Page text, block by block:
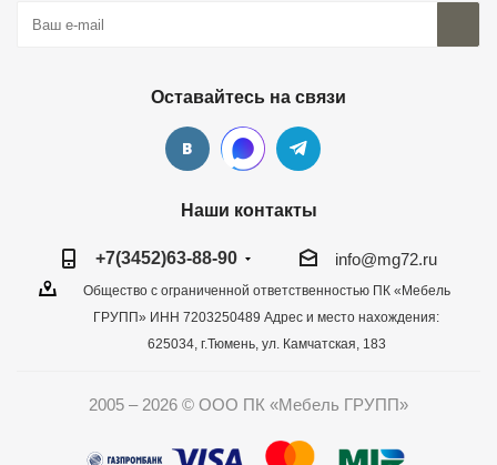
Оставайтесь на связи
Наши контакты
+7(3452)63-88-90 info@mg72.ru
Общество с ограниченной ответственностью ПК «Мебель
ГРУПП» ИНН 7203250489 Адрес и место нахождения:
625034, г.Тюмень, ул. Камчатская, 183
2005 – 2026 © ООО ПК «Мебель ГРУПП»